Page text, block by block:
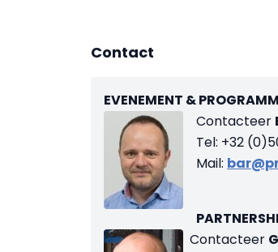
Contact
EVENEMENT &
Contacteer
Tel: +32
Mail:
Contacteer